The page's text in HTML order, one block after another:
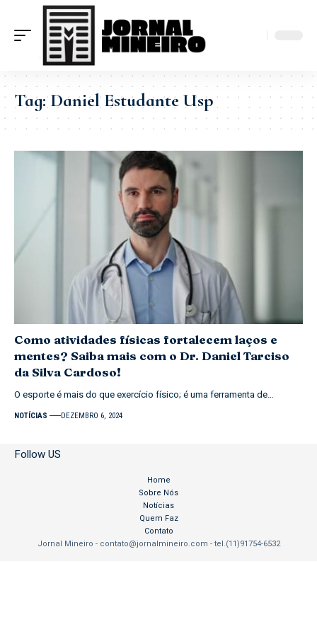
Tag:Daniel Estudante Usp
Como atividades físicas fortalecem laços e
mentes? Saiba mais com o Dr. Daniel Tarciso
da Silva Cardoso!
O esporte é mais do que exercício físico; é uma ferramenta de…
NOTÍCIAS DEZEMBRO 6, 2024
Follow US
Jornal Mineiro - contato@jornalmineiro.com - tel.(11)91754-6532
Home
Sobre Nós
Notícias
Quem Faz
Contato